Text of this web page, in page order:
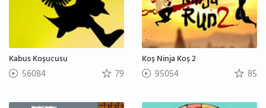
Kabus Koşucusu
56084 79
Koş Ninja Koş 2
95054 85